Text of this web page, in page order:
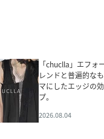
「chuclla」エフォ
レンドと普遍的な
マにしたエッジの
プ。
2026.08.04